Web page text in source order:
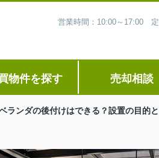
営業時間：10:00～17:00 定
物件を探す 売却相談
ランダの後付けはできる？設置の目的